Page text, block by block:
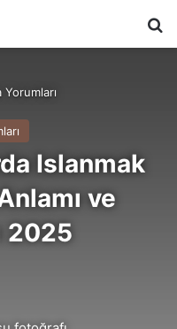
Yorumları
Islanmak
ve
2025